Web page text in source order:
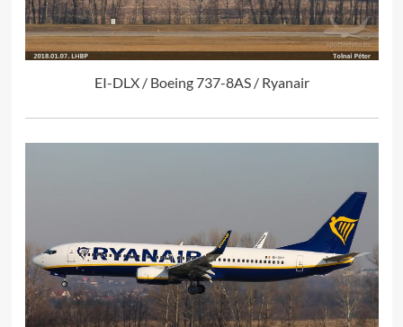
EI-DLX / Boeing 737-8AS / Ryanair